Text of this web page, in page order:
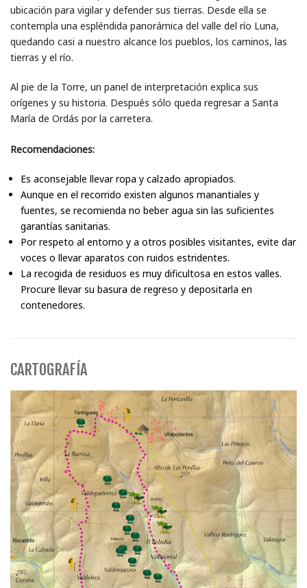
ubicación para vigilar y defender sus tierras. Desde ella se
contempla una espléndida panorámica del valle del río Luna,
quedando casi a nuestro alcance los pueblos, los caminos, las
tierras y el río.
Al pie de la Torre, un panel de interpretación explica sus
orígenes y su historia. Después sólo queda regresar a Santa
María de Ordás por la carretera.
Recomendaciones:
Es aconsejable llevar ropa y calzado apropiados.
Aunque en el recorrido existen algunos manantiales y
fuentes, se recomienda no beber agua sin las suficientes
garantías sanitarias.
Por respeto al entorno y a otros posibles visitantes, evite dar
voces o llevar aparatos con ruidos estridentes.
La recogida de residuos es muy dificultosa en estos valles.
Procure llevar su basura de regreso y depositarla en
contenedores.
CARTOGRAFÍA